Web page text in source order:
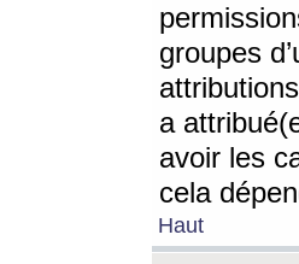
groupes
a
avoir les
cela
Haut